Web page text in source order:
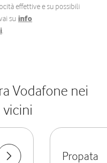
effettive e su possibili
su info
.
Vodafone nei
Propata